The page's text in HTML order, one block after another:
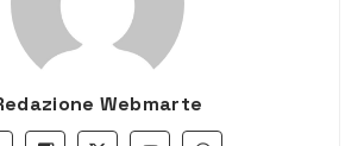
Webmarte